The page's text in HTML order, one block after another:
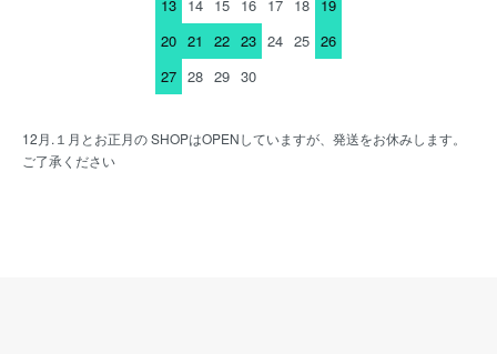
13 14 15 16 17 18 19
20 21 22 23 24 25 26
27 28 29 30
12月.１月とお正月の SHOPはOPENしていますが、発送をお休みします。
ご了承ください